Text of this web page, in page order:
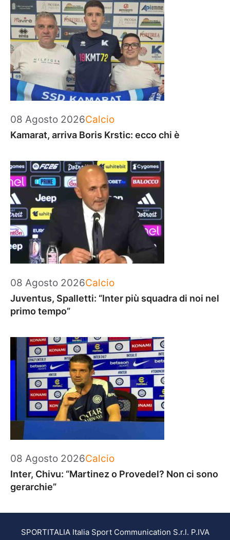
08 Agosto 2026Categorie
Calcio
Kamarat, arriva Boris Krstic: ecco chi è
08 Agosto 2026Categorie
Calcio
Juventus, Spalletti: “Inter più squadra di noi nel
primo tempo”
08 Agosto 2026Categorie
Calcio
Inter, Chivu: “Martinez o Provedel? Non ci sono
gerarchie”
SPORTITALIA Italia Sport Communication S.r.l. P.IVA